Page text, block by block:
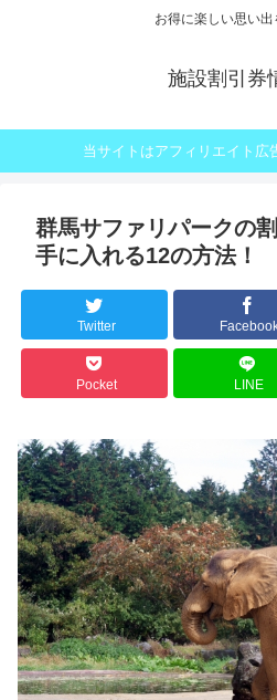
お得に楽しい思い出
施設割引券
当サイトはアフィリエイト広
群馬サファリパークの
手に入れる12の方法！
Twitter
Pocket LINE